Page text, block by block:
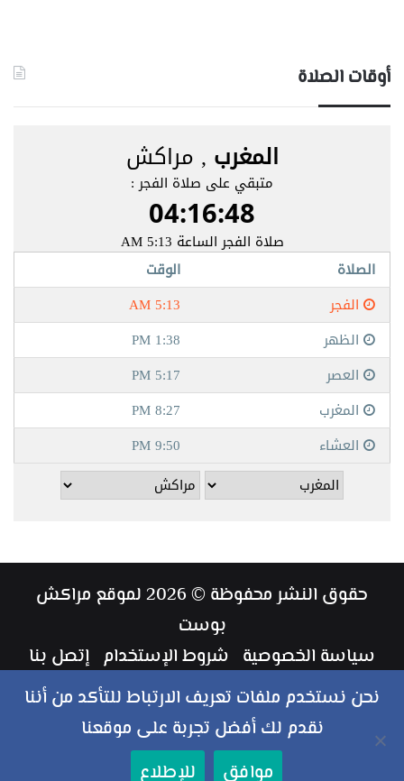
أوقات الصلاة
حقوق النشر محفوظة © 2026 لموقع مراكش
بوست
سياسة الخصوصية شروط الإستخدام إتصل بنا
طاقم العمل
ملخص فيسبوكتويتر يوتيوبانستقرام‏Google
نحن نستخدم ملفات تعريف الارتباط للتأكد من أننا
نقدم لك أفضل تجربة على موقعنا
موافق
للإطلاع